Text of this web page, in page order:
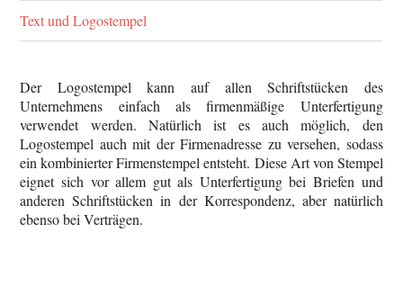
Text und Logostempel
Der Logostempel kann auf allen Schriftstücken des
Unternehmens einfach als firmenmäßige Unterfertigung
verwendet werden. Natürlich ist es auch möglich, den
Logostempel auch mit der Firmenadresse zu versehen, sodass
ein kombinierter Firmenstempel entsteht. Diese Art von Stempel
eignet sich vor allem gut als Unterfertigung bei Briefen und
anderen Schriftstücken in der Korrespondenz, aber natürlich
ebenso bei Verträgen.